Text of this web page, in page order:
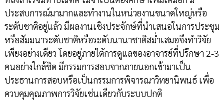
ประสบการณ์มามากและทำงานในหน่วยงานขนาดใหญ่หรือ
ระดับชาติอยู่แล้ว มีผลงานเชิงประจักษ์ที่นำเสนอในการประชุม
หรือสัมมนาระดับชาติหรือระดับนานาชาติสม่ำเสมอจึงทำวิจัย
เพียงอย่างเดียว โดยอยู่ภายใต้การดูแลของอาจารย์ที่ปรึกษา 2-3
คนอย่างใกล้ชิด มีกรรมการสอบจากภายนอกเข้ามาเป็น
ประธานการสอบหรือเป็นกรรมการพิจารณาวิทยานิพนธ์ เพื่อ
ควบคุมคุณภาพการวิจัยเช่นเดียวกับระบบปกติ